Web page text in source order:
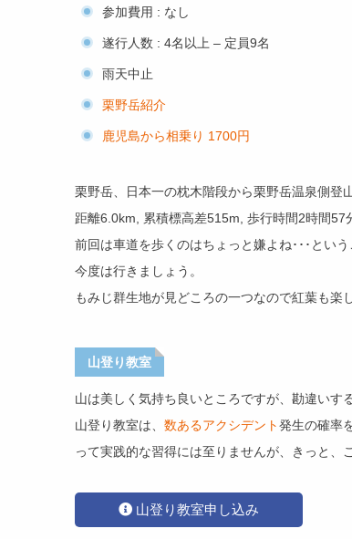
参加費用 : なし
遂行人数 : 4名以上 – 定員9名
雨天中止
栗野岳紹介
鹿児島から相乗り 1700円
栗野岳、日本一の枕木階段から栗野岳温泉側登
距離6.0km, 累積標高差515m, 歩行時間2時間57
前回は車道を歩くのはちょっと嫌よね･･･とい
今度は行きましょう。
もみじ群生地が見どころの一つなので紅葉も楽
山登り教室
山は美しく気持ち良いところですが、勘違いす
山登り教室は、 数あるアクシデント発生の確率
って実践的な習得には至りませんが、きっと、
山登り教室申し込み